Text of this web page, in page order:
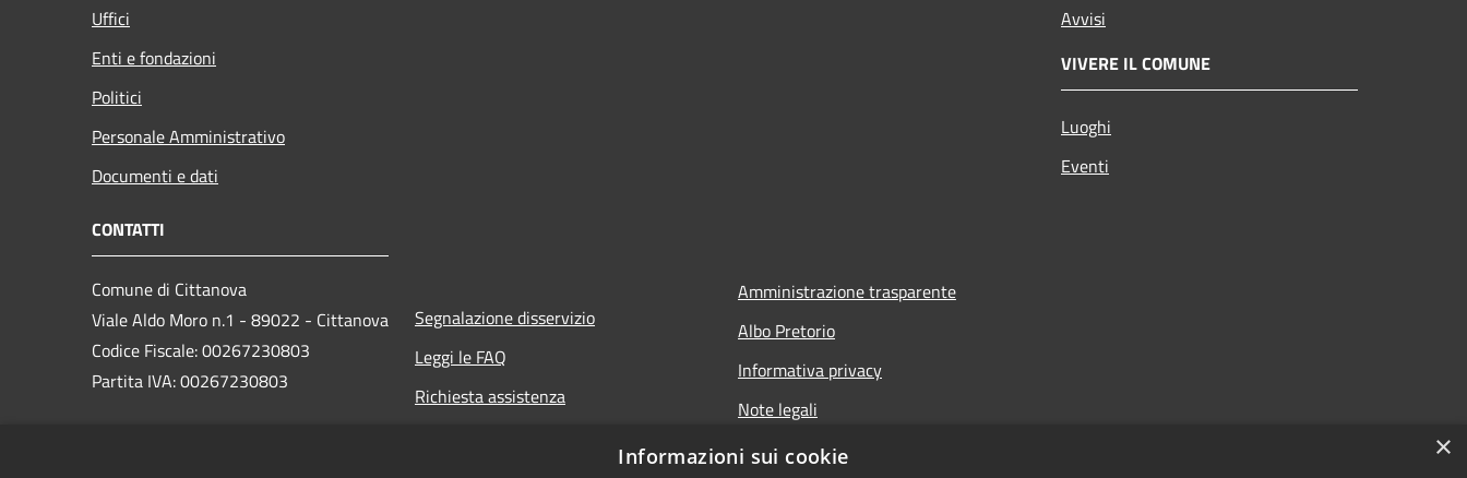
Uffici
Enti e fondazioni
Politici
Personale Amministrativo
Documenti e dati
Avvisi
VIVERE IL COMUNE
Luoghi
Eventi
CONTATTI
Comune di Cittanova
Viale Aldo Moro n.1 - 89022 - Cittanova
Codice Fiscale: 00267230803
Partita IVA: 00267230803
Segnalazione disservizio
Leggi le FAQ
Richiesta assistenza
Amministrazione trasparente
Albo Pretorio
Informativa privacy
Note legali
Dichiarazione di accessibilità
×
Informazioni sui cookie